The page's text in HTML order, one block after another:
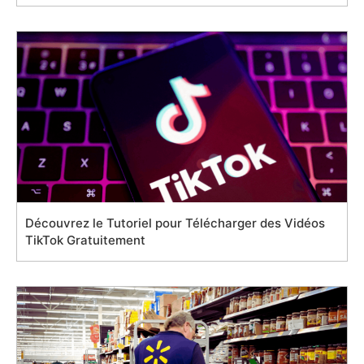
Découvrez le Tutoriel pour Télécharger des Vidéos
TikTok Gratuitement